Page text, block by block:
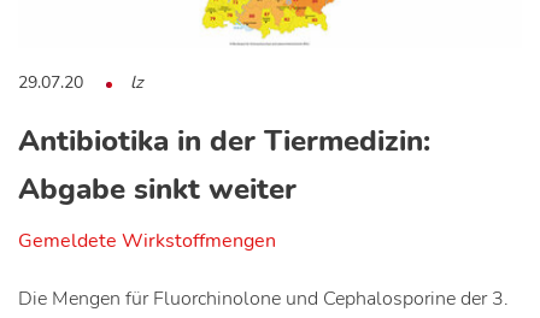
29.07.20 lz
Antibiotika in der Tiermedizin:
Abgabe sinkt weiter
Gemeldete Wirkstoffmengen
Die Mengen für Fluorchinolone und Cephalosporine der 3.